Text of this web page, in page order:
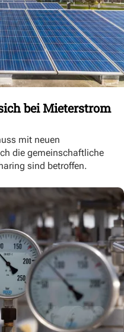
bei Mieterstrom
mit neuen
die gemeinschaftliche
sind betroffen.